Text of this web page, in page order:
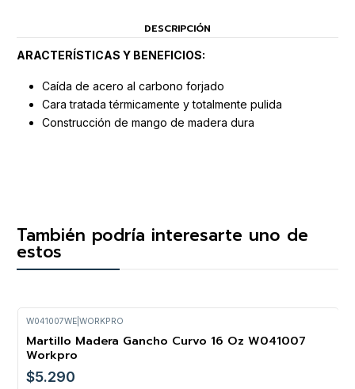
DESCRIPCIÓN
ARACTERÍSTICAS Y BENEFICIOS:
Caída de acero al carbono forjado
Cara tratada térmicamente y totalmente pulida
Construcción de mango de madera dura
También podría interesarte uno de
estos
W041007WE| WORKPRO
Martillo Madera Gancho Curvo 16 Oz W041007
Workpro
$5.290